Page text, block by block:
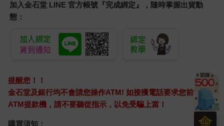
加入金石堂 LINE 官方帳號『完成綁定』，隨時掌握出貨動
態：
提醒您！！
金石堂及銀行均不會請您操作ATM! 如接獲電話要求您前往
ATM提款機，請不要聽從指示，以免受騙上當！
購買須知：